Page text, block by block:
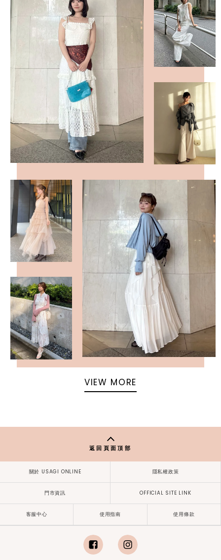
VIEW MORE
返回頁面頂部
關於 USAGI ONLINE 隱私權政策
門市資訊 OFFICIAL SITE LINK
客服中心 使用指南 使用條款